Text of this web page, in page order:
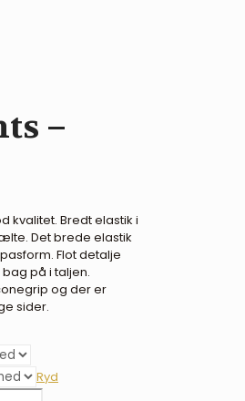
–
kvalitet. Bredt elastik i
Det brede elastik
Flot detalje
på i taljen.
og der er
sider.
Ryd